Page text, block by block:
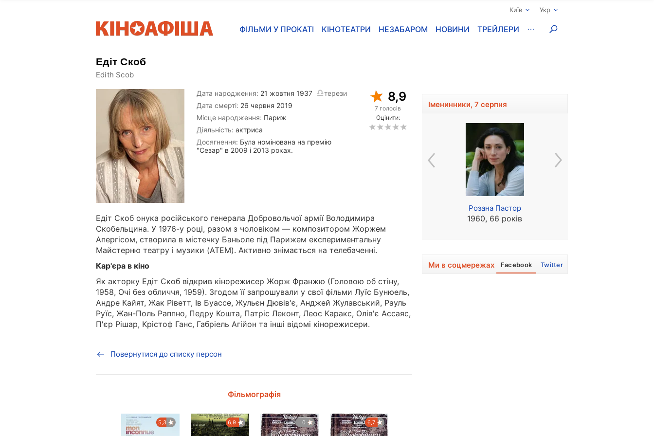
Київ Укр
ФІЛЬМИ У ПРОКАТІ КІНОТЕАТРИ НЕЗАБАРОМ НОВИНИ ТРЕЙЛЕРИ
Едіт Скоб
Edith Scob
Дата народження: 21 жовтня 1937
терези
Дата смерті: 26 червня 2019
Місце народження: Париж
Діяльність: актриса
Досягнення: Була номінована на премію
"Сезар" в 2009 і 2013 роках.
8,9
7 голосів
Оцінити:
Едіт Скоб онука російського генерала Добровольчої армії Володимира
Скобельцина. У 1976-у році, разом з чоловіком — композитором Жоржем
Апергісом, створила в містечку Баньоле під Парижем експериментальну
Майстерню театру і музики (ATEM). Активно знімається на телебаченні.
Кар'єра в кіно
Як акторку Едіт Скоб відкрив кінорежисер Жорж Франжю (Головою об стіну,
1958, Очі без обличчя, 1959). Згодом її запрошували у свої фільми Луїс Бунюель,
Андре Кайят, Жак Ріветт, Ів Буассе, Жульєн Дювів'є, Анджей Жулавський, Рауль
Руїс, Жан-Поль Раппно, Педру Кошта, Патріс Леконт, Леос Каракс, Олів'є Ассаяс,
П'єр Рішар, Крістоф Ганс, Габріель Агійон та інші відомі кінорежисери.
Повернутися до списку персон
Фільмографія
5,3 6,9 0 6,7
Іменинники, 7 серпня
1977, 49 років
Розана Пастор
1960, 66 років
Ми в соцмережах Facebook Twitter